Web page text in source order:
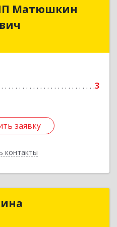
Матюшкин
3
заявку
контакты
ИП Матюшкин
Валерьевич
Подробнее
заявку
Ирина